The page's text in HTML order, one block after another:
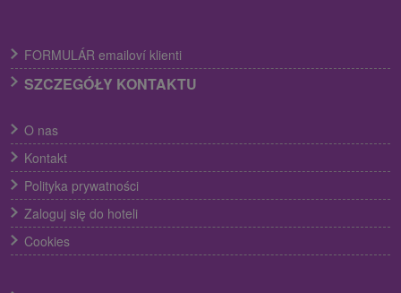
FORMULÁR emailoví klienti
SZCZEGÓŁY KONTAKTU
O nas
Kontakt
Polityka prywatności
Zaloguj się do hoteli
Cookies